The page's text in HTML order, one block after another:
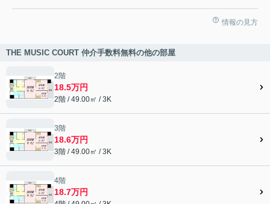
情報の見方
THE MUSIC COURT 仲介手数料無料の他の部屋
2階
18.5万円
2階 / 49.00㎡ / 3K
3階
18.6万円
3階 / 49.00㎡ / 3K
4階
18.7万円